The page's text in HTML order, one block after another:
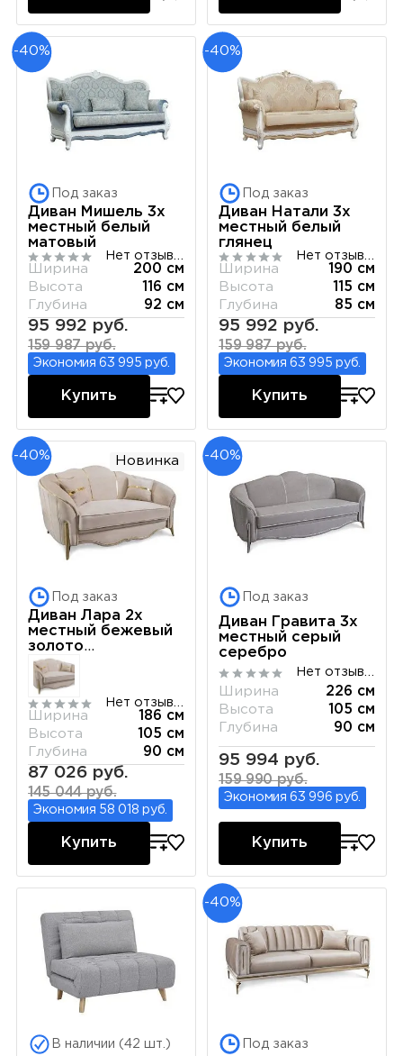
-40%
Под заказ
Диван Мишель 3х
местный белый
матовый
Ширина
200 см
Высота
116 см
Глубина
92 см
95 992 руб.
159 987 руб.
Экономия 63 995 руб.
Купить
-40%
Под заказ
Диван Натали 3х
местный белый
глянец
Ширина
190 см
Высота
115 см
Глубина
85 см
95 992 руб.
159 987 руб.
Экономия 63 995 руб.
Купить
-40% Новинка
Под заказ
Диван Лара 2х
местный бежевый
золото
(французская
раскладушка)
Нет отзывов
Ширина
186 см
Высота
105 см
Глубина
90 см
87 026 руб.
145 044 руб.
Экономия 58 018 руб.
Купить
-40%
Под заказ
Диван Гравита 3х
местный серый
серебро
Ширина
226 см
Высота
105 см
Глубина
90 см
95 994 руб.
159 990 руб.
Экономия 63 996 руб.
Купить
В наличии (42 шт.)
-40%
Под заказ